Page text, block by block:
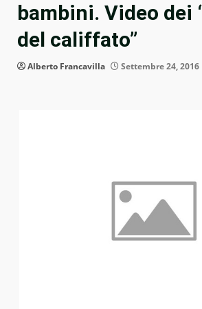
bambini. Video dei
del califfato”
Alberto Francavilla Settembre 24, 2016